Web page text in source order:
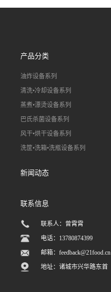
线）
产品分类
油炸设备系列
清洗•冷却设备系列
蒸煮•漂烫设备系列
巴氏杀菌设备系列
风干•烘干设备系列
洗筐•洗箱•洗瓶设备系列
新闻动态
联系信息
联系人：曾霄霄
电话：13780874399
邮箱：feedback@21food.cn
地址：诸城市兴华路东首